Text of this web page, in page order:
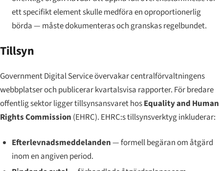
ett specifikt element skulle medföra en oproportionerlig
börda — måste dokumenteras och granskas regelbundet.
Tillsyn
Government Digital Service övervakar centralförvaltningens
webbplatser och publicerar kvartalsvisa rapporter. För bredare
offentlig sektor ligger tillsynsansvaret hosEquality and Human
Rights Commission (EHRC). EHRC:s tillsynsverktyg inkluderar:
Efterlevnadsmeddelanden— formell begäran om åtgärd
inom en angiven period.